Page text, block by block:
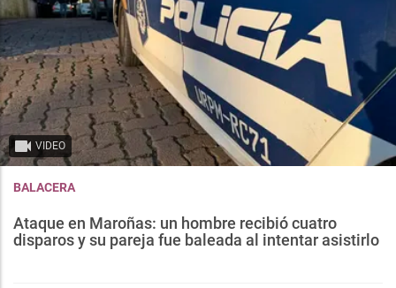
VIDEO
BALACERA
Ataque en Maroñas: un hombre recibió cuatro
disparos y su pareja fue baleada al intentar asistirlo